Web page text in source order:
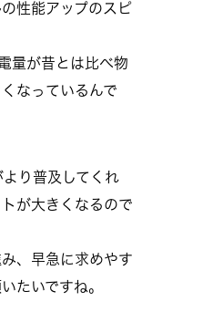
性能アップのスピ
量が昔とは比べ物
なっているんで
り普及してくれ
が大きくなるので
、早急に求めやす
たいですね。